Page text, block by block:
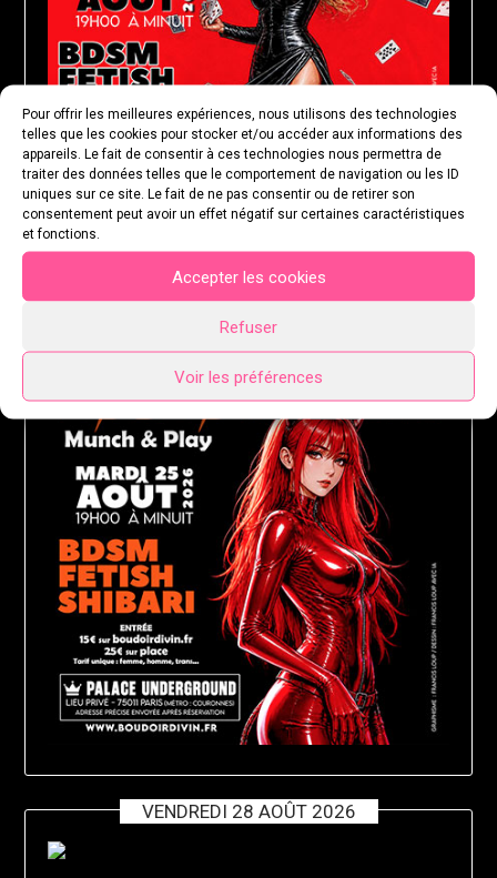
Pour offrir les meilleures expériences, nous utilisons des technologies
telles que les cookies pour stocker et/ou accéder aux informations des
appareils. Le fait de consentir à ces technologies nous permettra de
traiter des données telles que le comportement de navigation ou les ID
uniques sur ce site. Le fait de ne pas consentir ou de retirer son
consentement peut avoir un effet négatif sur certaines caractéristiques
et fonctions.
Accepter les cookies
Refuser
Voir les préférences
VENDREDI 28 AOÛT 2026